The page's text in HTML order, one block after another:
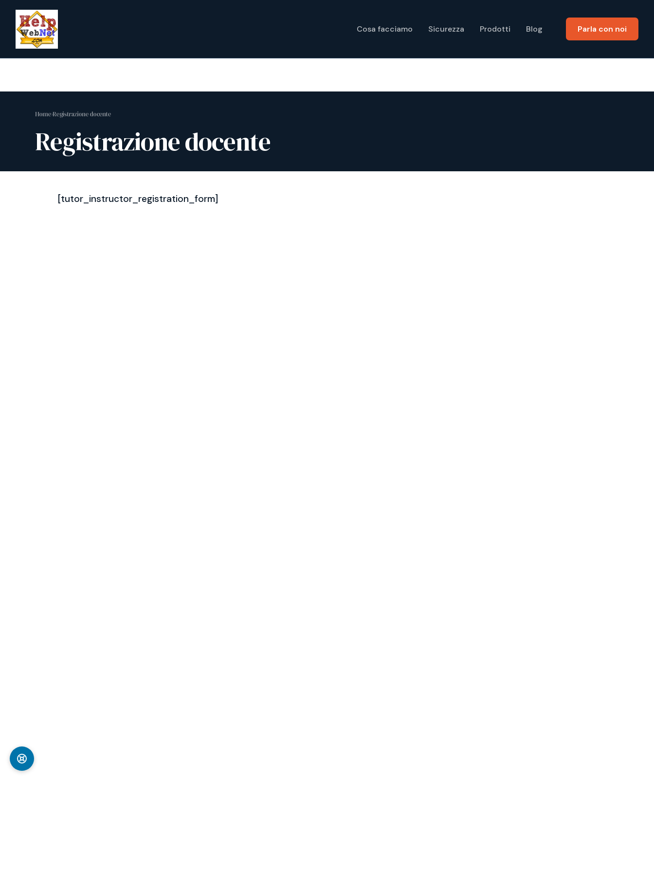
Cosa facciamo Sicurezza Prodotti Blog Parla con noi
contenuto
Home›Registrazione docente
Registrazione docente
[tutor_instructor_registration_form]